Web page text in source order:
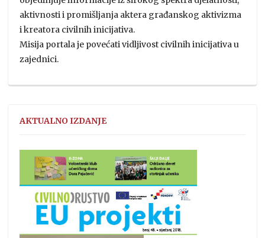
aktivnosti i promišljanja aktera građanskog aktivizma
i kreatora civilnih inicijativa.
Misija portala je povećati vidljivost civilnih inicijativa u
zajednici.
AKTUALNO IZDANJE